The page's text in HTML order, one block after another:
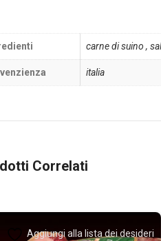
carne di suino ,
italia
Correlati
Aggiungi alla lista dei desideri